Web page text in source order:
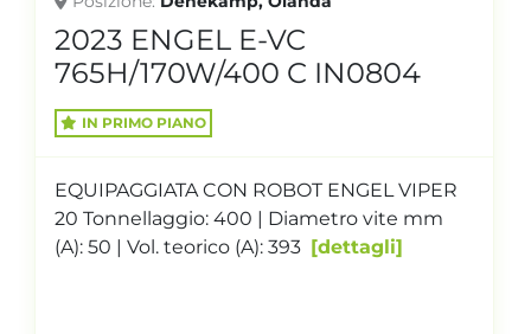
2023 ENGEL E-VC
765H/170W/400 C IN0804
IN PRIMO PIANO
EQUIPAGGIATA CON ROBOT ENGEL VIPER
20 Tonnellaggio: 400 | Diametro vite mm
(A): 50 | Vol. teorico (A): 393
dettagli